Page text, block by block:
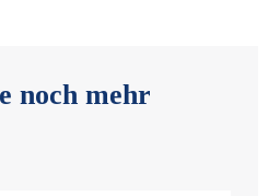
noch mehr